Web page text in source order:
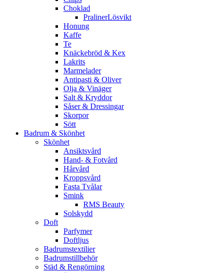
Choklad
PralinerLösvikt
Honung
Kaffe
Te
Knäckebröd & Kex
Lakrits
Marmelader
Antipasti & Oliver
Olja & Vinäger
Salt & Kryddor
Såser & Dressingar
Skorpor
Sött
Badrum & Skönhet
Skönhet
Ansiktsvård
Hand- & Fotvård
Hårvård
Kroppsvård
Fasta Tvålar
Smink
RMS Beauty
Solskydd
Doft
Parfymer
Doftljus
Badrumstextilier
Badrumstillbehör
Städ & Rengörning